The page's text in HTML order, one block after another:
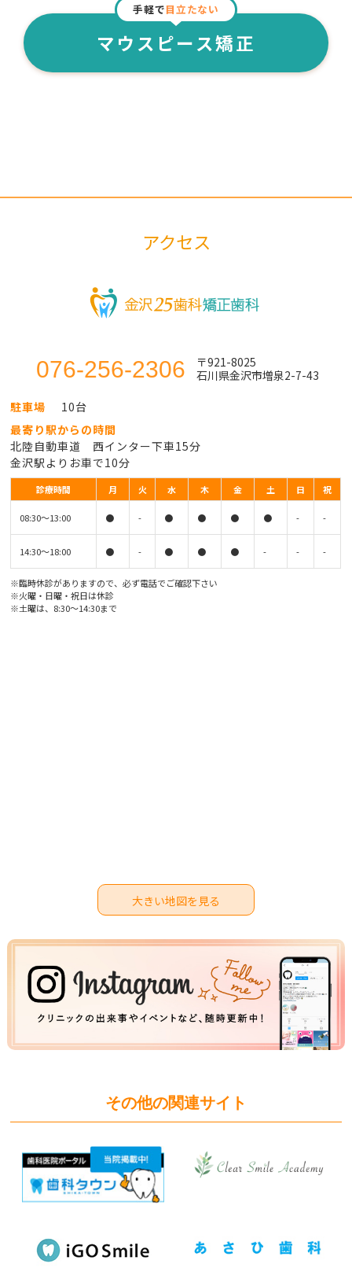
手軽で目立たない
マウスピース矯正
アクセス
076-256-2306
〒921-8025
石川県金沢市増泉2-7-43
駐車場
10台
最寄り駅からの時間
北陸自動車道 西インター下車15分
金沢駅よりお車で10分
診療時間 月 火 水 木 金 土 日 祝
08:30〜13:00 ● - ● ● ● ● - -
14:30〜18:00 ● - ● ● ● - - -
※臨時休診がありますので、必ず電話でご確認下さい
※火曜・日曜・祝日は休診
※土曜は、8:30〜14:30まで
大きい地図を見る
その他の関連サイト